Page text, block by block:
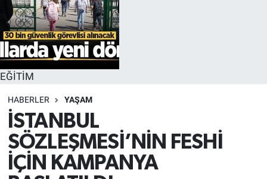
EĞİTİM
HABERLER YAŞAM
İSTANBUL
SÖZLEŞMESİ’NİN FESHİ
İÇİN KAMPANYA